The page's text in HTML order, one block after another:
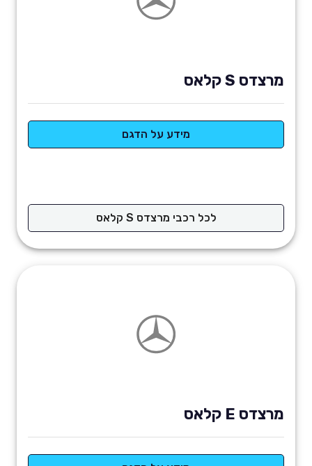
מרצדס S קלאס
מידע על הדגם
לכל רכבי מרצדס S קלאס
מרצדס E קלאס